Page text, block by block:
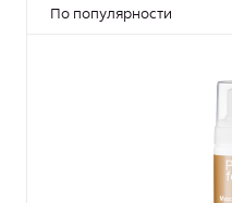
По популярности